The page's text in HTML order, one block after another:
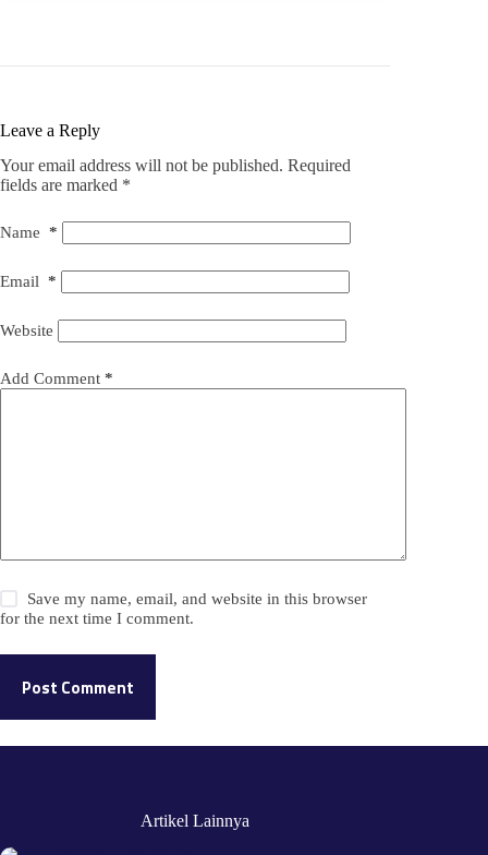
Leave a Reply
Your email address will not be published. Required
fields are marked *
Name *
Email *
Website
Add Comment *
Save my name, email, and website in this browser
for the next time I comment.
Post Comment
Artikel Lainnya